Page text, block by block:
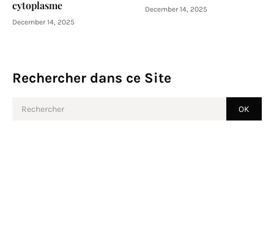
cytoplasme
December 14, 2025
December 14, 2025
Rechercher dans ce Site